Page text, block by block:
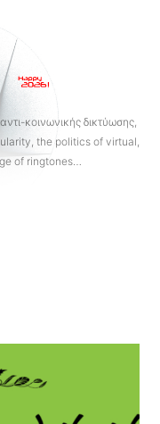
κοινωνικής δικτύωσης,
the politics of virtual,
of ringtones…